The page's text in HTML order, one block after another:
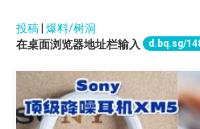
投稿 | 爆料/树洞
在桌面浏览器地址栏输入
d.bq.sg/